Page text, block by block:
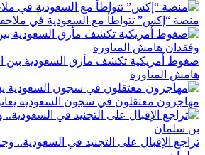
منصة “إكس” تتواطأ مع السعودية في
ضغوط أمريكية تكشف مأزق السعودية بين
هامش المناورة
مهاجرون معتقلون في سجون السعودية
تراجع الإقبال على التجنيد في السعودية..